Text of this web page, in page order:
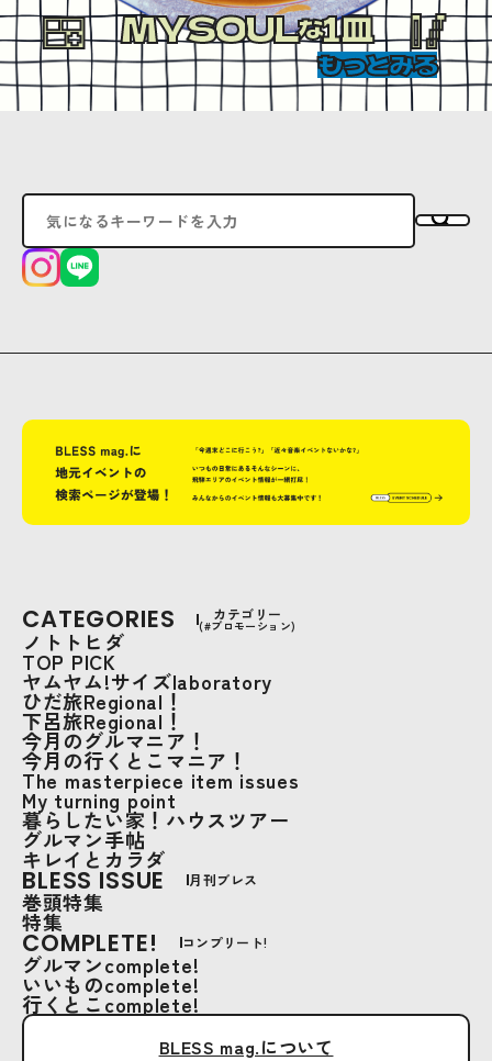
MYSOULな1皿
もっとみる
CATEGORIES カテゴリー
(#プロモーション)
ノトトヒダ
TOP PICK
ヤムヤム!サイズlaboratory
ひだ旅Regional！
下呂旅Regional！
今月のグルマニア！
今月の行くとこマニア！
The masterpiece item issues
My turning point
暮らしたい家！ハウスツアー
グルマン手帖
キレイとカラダ
BLESS ISSUE 月刊ブレス
巻頭特集
特集
COMPLETE! コンプリート!
グルマンcomplete!
いいものcomplete!
行くとこcomplete!
BLESS mag.について